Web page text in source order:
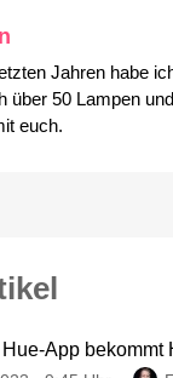
Jahren habe
über 50 Lampen
euch.
App